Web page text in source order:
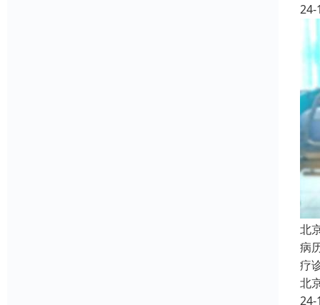
24-
北
病
疗
北
24-